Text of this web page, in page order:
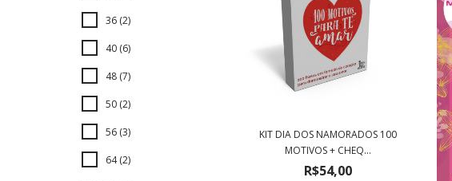
36 (2)
40 (6)
48 (7)
50 (2)
56 (3)
64 (2)
KIT DIA DOS NAMORADOS 100
MOTIVOS + CHEQ...
R$54,00